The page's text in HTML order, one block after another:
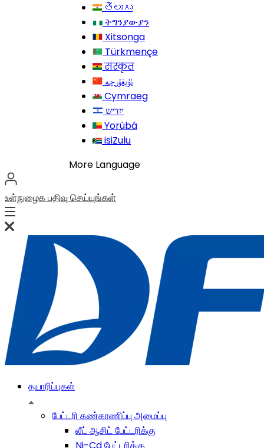
తెలుగు
ትግንያውያን
Xitsonga
Türkmençe
संस्कृत
Cymraeg
Yorùbá
isiZulu
More Language
உள்நுழைகபதிவு செய்யுங்கள்
தயாரிப்புகள்
பேட்டரி கண்காணிப்பு அமைப்பு
லீட் ஆசிட் பேட்டரிக்கு